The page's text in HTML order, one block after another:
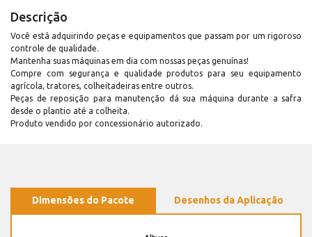
Descrição
Você está adquirindo peças e equipamentos que passam por um rigoroso
controle de qualidade.
Mantenha suas máquinas em dia com nossas peças genuínas!
Compre com segurança e qualidade produtos para seu equipamento
agrícola, tratores, colheitadeiras entre outros.
Peças de reposição para manutenção dá sua máquina durante a safra
desde o plantio até a colheita.
Produto vendido por concessionário autorizado.
Dimensões do Pacote Desenhos da Aplicação